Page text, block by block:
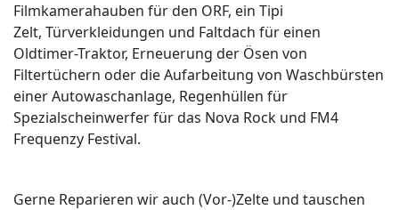
Filmkamerahauben für den ORF, ein Tipi
Zelt, Türverkleidungen und Faltdach für einen
Oldtimer-Traktor, Erneuerung der Ösen von
Filtertüchern oder die Aufarbeitung von Waschbürsten
einer Autowaschanlage, Regenhüllen für
Spezialscheinwerfer für das Nova Rock und FM4
Frequenzy Festival.
Gerne Reparieren wir auch (Vor-)Zelte und tauschen